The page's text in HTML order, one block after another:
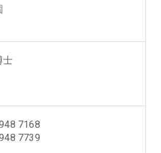
士
7168
7739